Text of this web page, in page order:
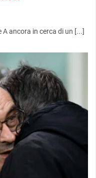
A ancora in cerca di un [...]